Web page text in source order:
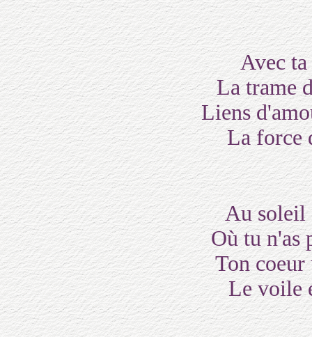
Avec ta
La trame
Liens
La force
Au soleil
Où tu n'as
Ton coeur
Le voile